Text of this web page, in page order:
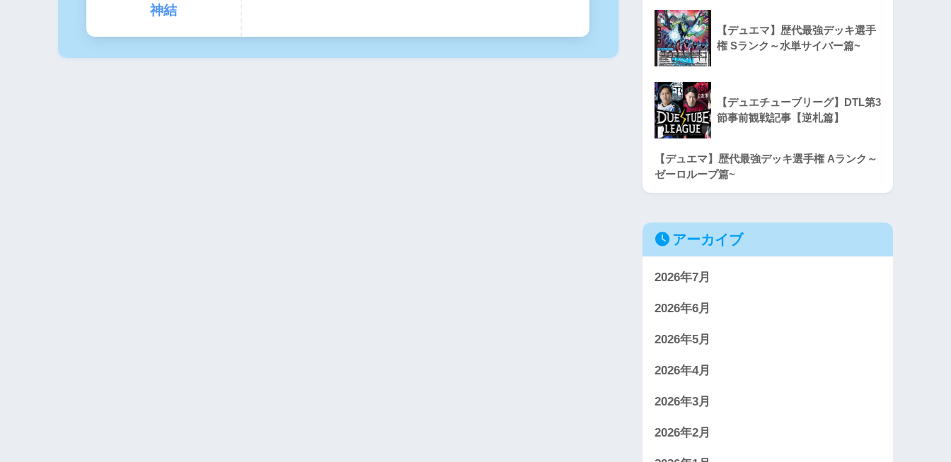
神結
【デュエマ】歴代最強デッキ選手
権 Sランク～水単サイバー篇~
【デュエチューブリーグ】DTL第3
節事前観戦記事【逆札篇】
【デュエマ】歴代最強デッキ選手権 Aランク～
ゼーロループ篇~
アーカイブ
2026年7月
2026年6月
2026年5月
2026年4月
2026年3月
2026年2月